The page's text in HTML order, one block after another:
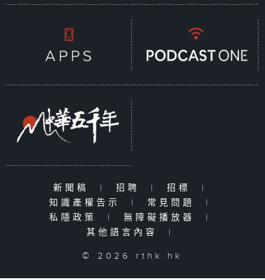
新聞稿 | 招聘 | 招標
|
知識產權告示
| 常見問題
|
私隱政策
| 無障礙播放器
|
其他語言內容
|
© 2026 rthk.hk